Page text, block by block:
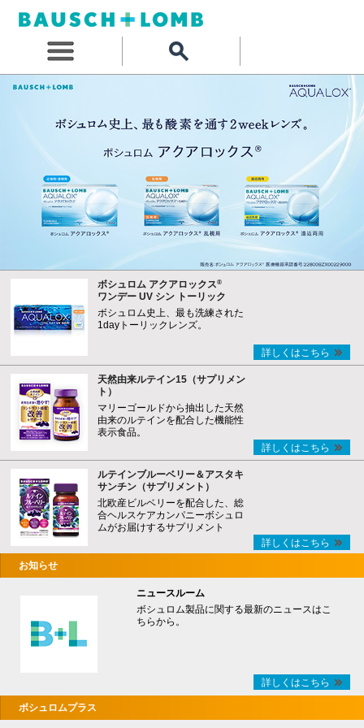
ボシュロム アクアロックス®
ワンデー UV シン トーリック
ボシュロム史上、最も洗練された
1dayトーリックレンズ。
詳しくはこちら
天然由来ルテイン15（サプリメン
ト）
マリーゴールドから抽出した天然
由来のルテインを配合した機能性
表示食品。
詳しくはこちら
ルテインブルーベリー＆アスタキ
サンチン（サプリメント）
北欧産ビルベリーを配合した、総
合ヘルスケアカンパニーボシュロ
ムがお届けするサプリメント
詳しくはこちら
お知らせ
ニュースルーム
ボシュロム製品に関する最新のニュースはこ
ちらから。
詳しくはこちら
ボシュロムプラス